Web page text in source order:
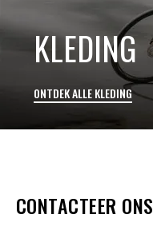
ONTDEK ALLE KLEDING
KLEDING
CONTACTEER ONS